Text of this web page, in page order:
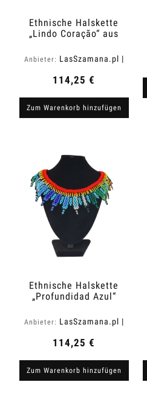
Ethnische Halskette
„Lindo Coração“ aus
Anbieter: LasSzamana.pl |
114,25 €
Zum Warenkorb hinzufügen
Ethnische Halskette
„Profundidad Azul“
Anbieter: LasSzamana.pl |
114,25 €
Zum Warenkorb hinzufügen